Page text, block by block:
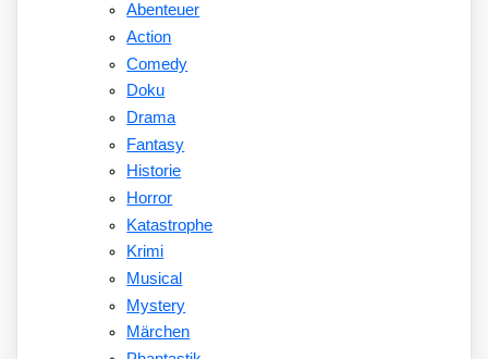
Abenteuer
Action
Comedy
Doku
Drama
Fantasy
Historie
Horror
Katastrophe
Krimi
Musical
Mystery
Märchen